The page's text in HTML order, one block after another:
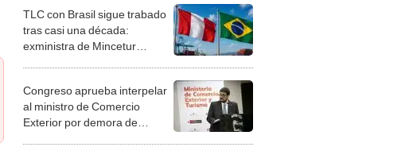
TLC con Brasil sigue trabado
tras casi una década:
exministra de Mincetur
Congreso aprueba interpelar
al ministro de Comercio
Exterior por demora de